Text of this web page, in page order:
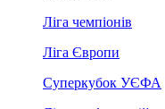
Ліга чемпіонів
Ліга Європи
Суперкубок УЄФА